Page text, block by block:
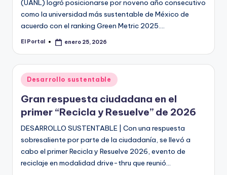
(UANL) logró posicionarse por noveno año consecutivo
como la universidad más sustentable de México de
acuerdo con el ranking Green Metric 2025.…
Publicado
El Portal enero 25, 2026
Publicado
en
Desarrollo sustentable
Gran respuesta ciudadana en el
primer “Recicla y Resuelve” de 2026
DESARROLLO SUSTENTABLE | Con una respuesta
sobresaliente por parte de la ciudadanía, se llevó a
cabo el primer Recicla y Resuelve 2026, evento de
reciclaje en modalidad drive-thru que reunió…